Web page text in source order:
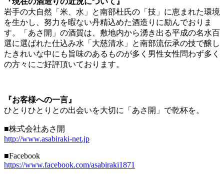
岩手の大自然「米、水」と南部杜氏の「技」に恵まれた環境
を生かし、努力を暇ない丹精込めた酒造りに励んでおりま
す。「あさ開」の酒質は、敷地内から湧き出る平成の名水百
選に選ばれた仕込み水「大慈清水」と南部流伝承の技で醸し
たきれいな中にも旨味のあるものが多く男性女性問わず多く
の方々にご好評頂いております。
『お客様への一言』
ひとりひとりとの出会いを大切に「あさ開」で乾杯を。
■株式会社あさ開
http://www.asabiraki-net.jp
■Facebook
https://www.facebook.com/asabiraki1871